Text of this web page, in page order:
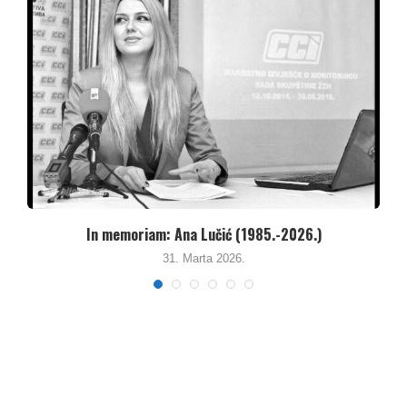
Besana noć za Kakanjce – Kritike za Agenciju...
26. Januara 2026.